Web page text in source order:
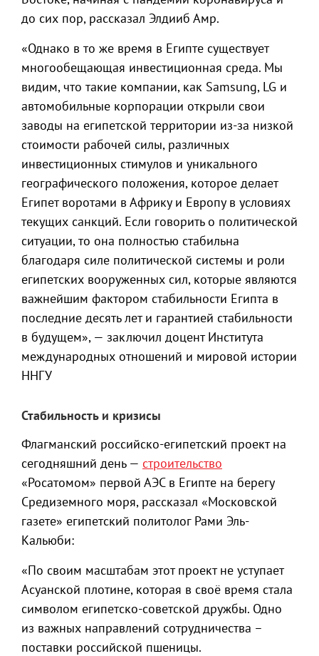
до сих пор, рассказал Элдииб Амр.
«Однако в то же время в Египте существует
многообещающая инвестиционная среда. Мы
видим, что такие компании, как Samsung, LG и
автомобильные корпорации открыли свои
заводы на египетской территории из-за низкой
стоимости рабочей силы, различных
инвестиционных стимулов и уникального
географического положения, которое делает
Египет воротами в Африку и Европу в условиях
текущих санкций. Если говорить о политической
ситуации, то она полностью стабильна
благодаря силе политической системы и роли
египетских вооруженных сил, которые являются
важнейшим фактором стабильности Египта в
последние десять лет и гарантией стабильности
в будущем», — заключил доцент Института
международных отношений и мировой истории
ННГУ
Стабильность и кризисы
Флагманский российско-египетский проект на
сегодняшний день — строительство
«Росатомом» первой АЭС в Египте на берегу
Средиземного моря, рассказал «Московской
газете» египетский политолог Рами Эль-
Кальюби:
«По своим масштабам этот проект не уступает
Асуанской плотине, которая в своё время стала
символом египетско-советской дружбы. Одно
из важных направлений сотрудничества –
поставки российской пшеницы.